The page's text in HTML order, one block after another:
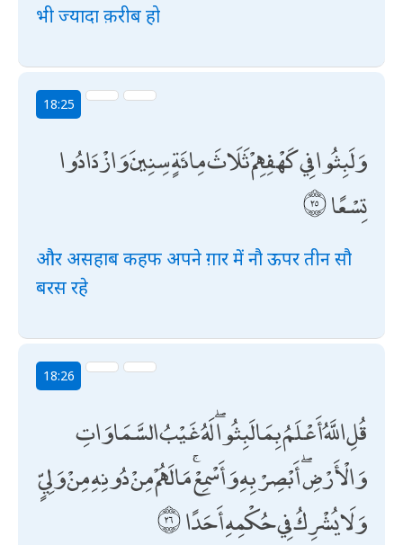
भी ज्यादा क़रीब हो
18:25
وَلَبِثُوا فِي كَهْفِهِمْ ثَلَاثَ مِائَةٍ سِنِينَ وَازْدَادُوا
تِسْعًا
और असहाब कहफ अपने ग़ार में नौ ऊपर तीन सौ
बरस रहे
18:26
قُلِ اللَّهُ أَعْلَمُ بِمَا لَبِثُوا ۖ لَهُ غَيْبُ السَّمَاوَاتِ
وَالْأَرْضِ ۖ أَبْصِرْ بِهِ وَأَسْمِعْ ۚ مَا لَهُمْ مِنْ دُونِهِ مِنْ وَلِيٍّ
وَلَا يُشْرِكُ فِي حُكْمِهِ أَحَدًا